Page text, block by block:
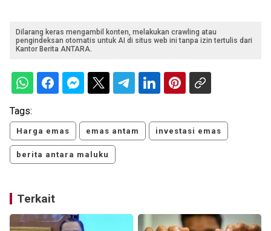
Dilarang keras mengambil konten, melakukan crawling atau
pengindeksan otomatis untuk AI di situs web ini tanpa izin tertulis dari
Kantor Berita ANTARA.
Tags:
Harga emas emas antam investasi emas
berita antara maluku
Terkait